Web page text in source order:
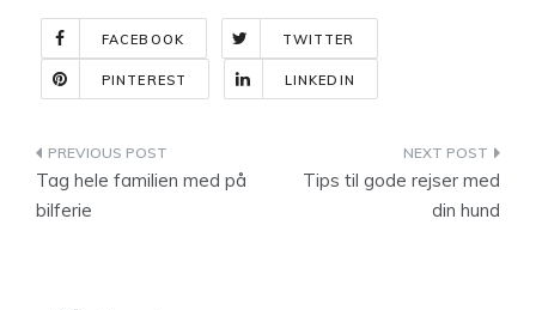
FACEBOOK TWITTER
PINTEREST LINKEDIN
Indlægsnavigation
Tag hele familien med på
bilferie
Tips til gode rejser med
din hund